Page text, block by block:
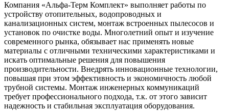
Компания «Альфа-Терм Комплект» выполняет работы по
устройству отопительных, водопроводных и
канализационных систем, монтаж встроенных пылесосов и
установок по очистке воды. Многолетний опыт и изучение
современного рынка, обязывает нас применять новые
материалы с отличными техническими характеристиками и
искать оптимальные решения для повышения
производительности. Внедрять инновационные технологии,
повышая при этом эффективность и экономичность любой
трубной системы. Монтаж инженерных коммуникаций
требует профессионального подхода, т.к. от этого зависит
надежность и стабильная эксплуатация оборудования.